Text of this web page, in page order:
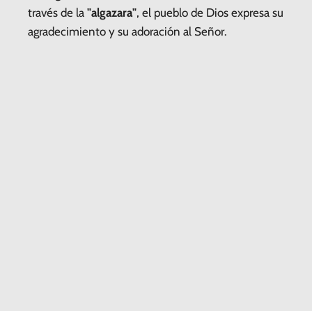
través de la "algazara", el pueblo de Dios expresa su
agradecimiento y su adoración al Señor.